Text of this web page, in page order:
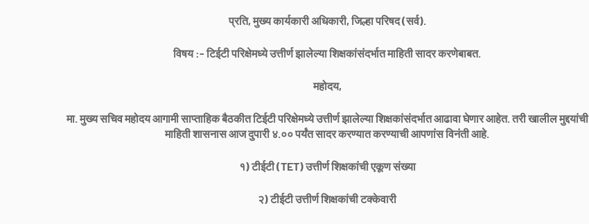
प्रति, मुख्य कार्यकारी अधिकारी, जिल्हा परिषद (सर्व).
विषय :- टिईटी परिक्षेमध्ये उत्तीर्ण झालेल्या शिक्षकांसंदर्भात माहिती सादर करणेबाबत.
महोदय,
मा. मुख्य सचिव महोदय आगामी साप्ताहिक बैठकीत टिईटी परिक्षेमध्ये उत्तीर्ण झालेल्या शिक्षकांसंदर्भात आढावा घेणार आहेत. तरी खालील मुद्दयांची
माहिती शासनास आज दुपारी ४.०० पर्यंत सादर करण्यात करण्याची आपणांस विनंती आहे.
१) टीईटी (TET) उत्तीर्ण शिक्षकांची एकूण संख्या
२) टीईटी उत्तीर्ण शिक्षकांची टक्केवारी